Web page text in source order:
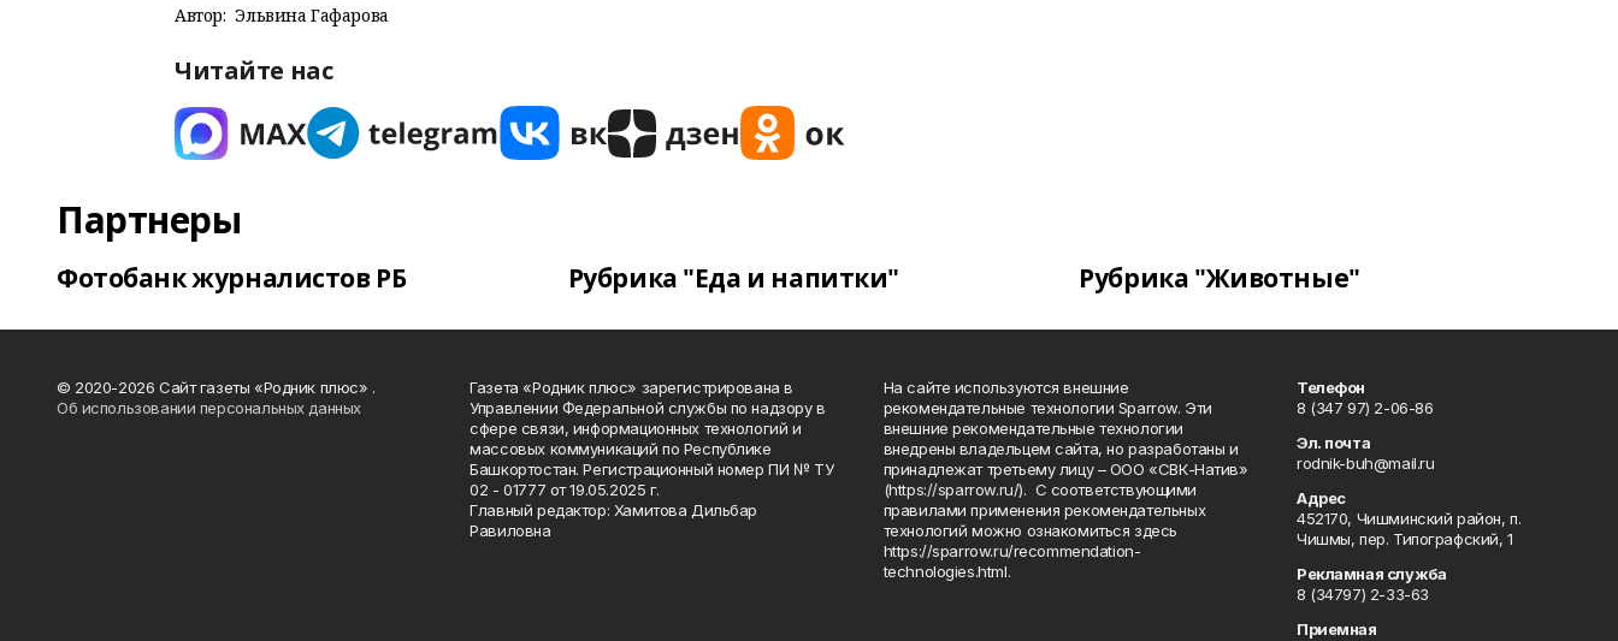
Автор: Эльвина Гафарова
Читайте нас
Партнеры
Фотобанк журналистов РБ Рубрика "Еда и напитки" Рубрика "Животные"
© 2020-2026 Сайт газеты «Родник плюс» .
Об использовании персональных данных
Газета «Родник плюс» зарегистрирована в
Управлении Федеральной службы по надзору в
сфере связи, информационных технологий и
массовых коммуникаций по Республике
Башкортостан. Регистрационный номер ПИ № ТУ
02 - 01777 от 19.05.2025 г.
Главный редактор: Хамитова Дильбар
Равиловна
На сайте используются внешние
рекомендательные технологии Sparrow. Эти
внешние рекомендательные технологии
внедрены владельцем сайта, но разработаны и
принадлежат третьему лицу – ООО «СВК-Натив»
(https://sparrow.ru/). С соответствующими
правилами применения рекомендательных
технологий можно ознакомиться здесь
https://sparrow.ru/recommendation-
technologies.html.
Телефон
8 (347 97) 2-06-86
Эл. почта
rodnik-buh@mail.ru
Адрес
452170, Чишминский район, п.
Чишмы, пер. Типографский, 1
Рекламная служба
8 (34797) 2-33-63
Приемная